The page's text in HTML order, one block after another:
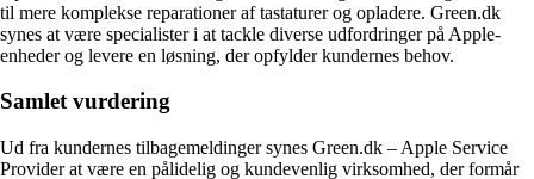
til mere komplekse reparationer af tastaturer og opladere. Green.dk
synes at være specialister i at tackle diverse udfordringer på Apple-
enheder og levere en løsning, der opfylder kundernes behov.
Samlet vurdering
Ud fra kundernes tilbagemeldinger synes Green.dk – Apple Service
Provider at være en pålidelig og kundevenlig virksomhed, der formår